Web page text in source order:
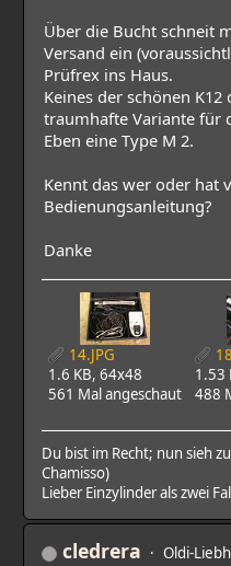
Über die Bucht schneit
Versand ein
Prüfrex ins Haus.
Keines der schönen
traumhafte Variante für
Eben eine Type M 2.
Kennt das wer oder hat
Bedienungsanleitung?
Danke
14.JPG
1.6 KB, 64x48
561 Mal angeschaut
1.53
488
Du bist im Recht; nun sieh
Chamisso)
Lieber Einzylinder als zwei
cledrera Oldi-